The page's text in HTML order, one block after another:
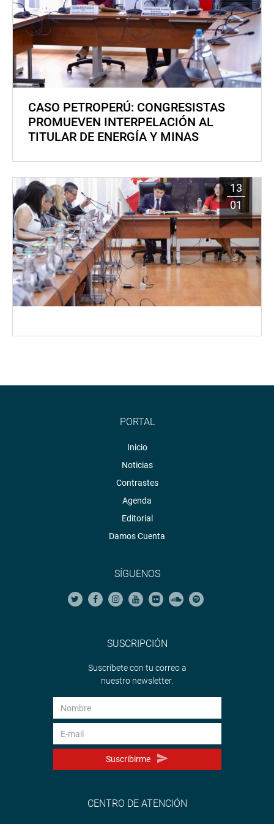
CASO PETROPERÚ: CONGRESISTAS
PROMUEVEN INTERPELACIÓN AL
TITULAR DE ENERGÍA Y MINAS
13
01
PORTAL
Inicio
Noticias
Contrastes
Agenda
Editorial
Damos Cuenta
SÍGUENOS
SUSCRIPCIÓN
Suscríbete con tu correo a
nuestro newsletter.
Suscribirme
CENTRO DE ATENCIÓN